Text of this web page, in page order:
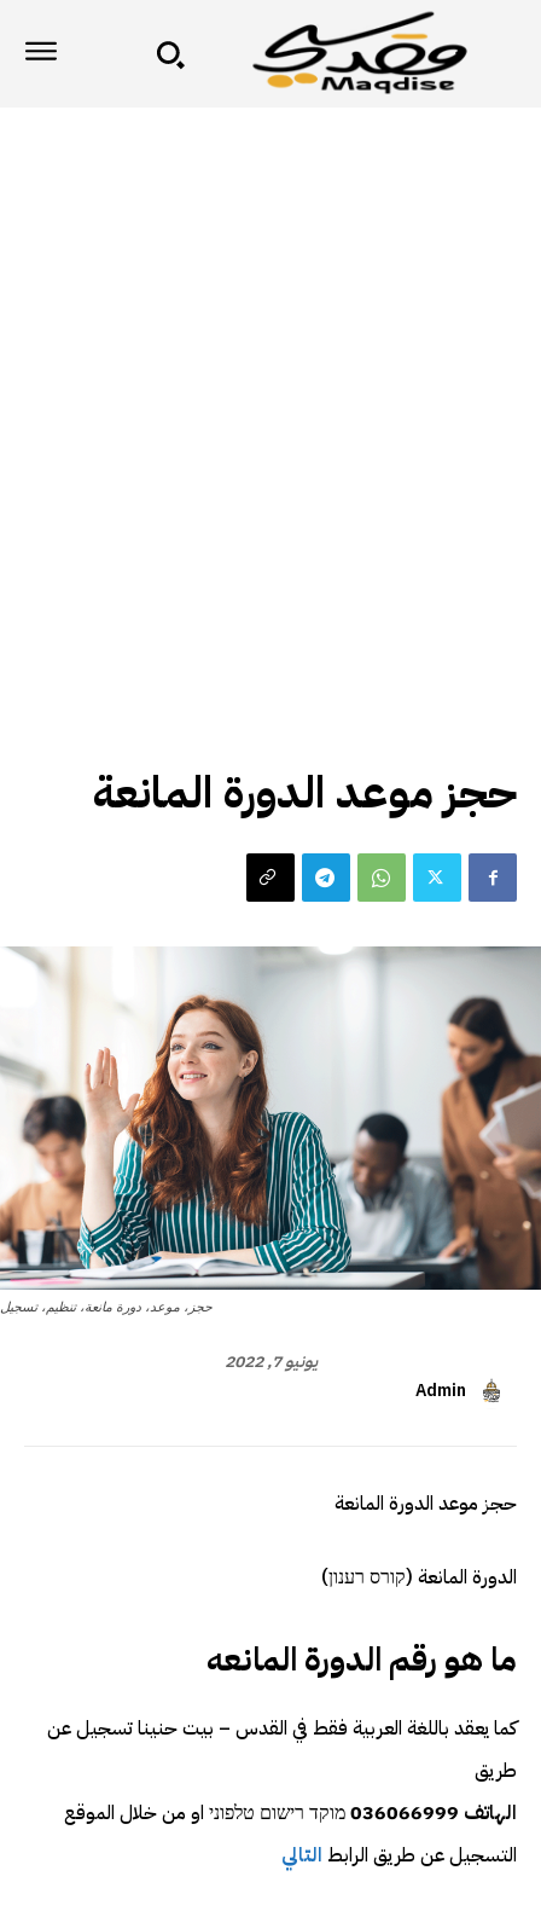
حجز موعد الدورة المانعة
حجز، موعد، دورة مانعة، تنظيم، تسجيل
يونيو 7, 2022
Admin
حجز موعد الدورة المانعة
الدورة المانعة (קורס רענון)
ما هو رقم الدورة المانعه
كما يعقد باللغة العربية فقط في القدس – بيت حنينا تسجيل عن
طريق
الهاتف 036066999
מוקד רישום טלפוני او من خلال الموقع
التسجيل عن طريق الرابط التالي